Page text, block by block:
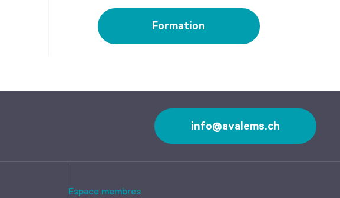
Formation
info@avalems.ch
Espace membres